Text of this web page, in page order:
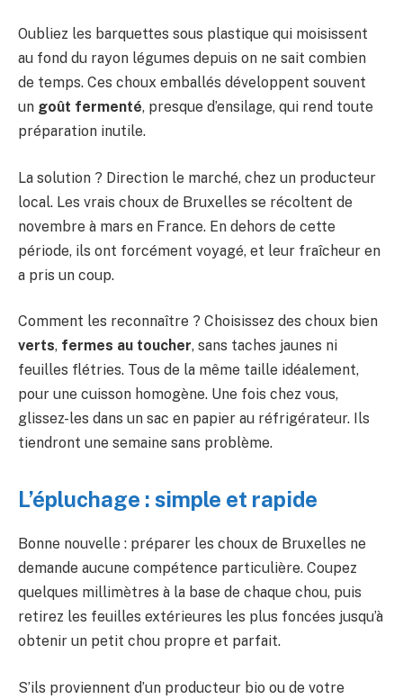
Oubliez les barquettes sous plastique qui moisissent
au fond du rayon légumes depuis on ne sait combien
de temps. Ces choux emballés développent souvent
un goût fermenté, presque d’ensilage, qui rend toute
préparation inutile.
La solution ? Direction le marché, chez un producteur
local. Les vrais choux de Bruxelles se récoltent de
novembre à mars en France. En dehors de cette
période, ils ont forcément voyagé, et leur fraîcheur en
a pris un coup.
Comment les reconnaître ? Choisissez des choux bien
verts, fermes au toucher, sans taches jaunes ni
feuilles flétries. Tous de la même taille idéalement,
pour une cuisson homogène. Une fois chez vous,
glissez-les dans un sac en papier au réfrigérateur. Ils
tiendront une semaine sans problème.
L’épluchage : simple et rapide
Bonne nouvelle : préparer les choux de Bruxelles ne
demande aucune compétence particulière. Coupez
quelques millimètres à la base de chaque chou, puis
retirez les feuilles extérieures les plus foncées jusqu’à
obtenir un petit chou propre et parfait.
S’ils proviennent d’un producteur bio ou de votre